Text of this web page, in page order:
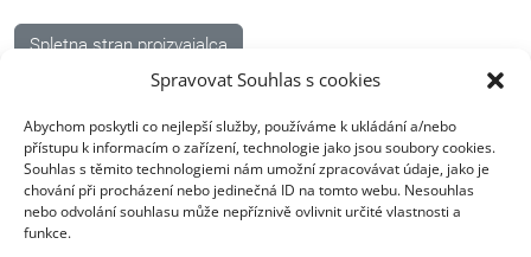
Spravovat Souhlas s cookies
Abychom poskytli co nejlepší služby, používáme k ukládání a/nebo
přístupu k informacím o zařízení, technologie jako jsou soubory cookies.
Souhlas s těmito technologiemi nám umožní zpracovávat údaje, jako je
chování při procházení nebo jedinečná ID na tomto webu. Nesouhlas
nebo odvolání souhlasu může nepříznivě ovlivnit určité vlastnosti a
funkce.
Spletna stran proizvajalca